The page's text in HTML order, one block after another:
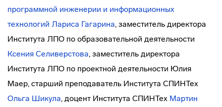
программной инженерии и информационных
технологий Лариса Гагарина, заместитель директора
Института ЛПО по образовательной деятельности
Ксения Селиверстова, заместитель директора
Института ЛПО по проектной деятельности Юлия
Маер, старший преподаватель Института СПИНТех
Ольга Шикула, доцент Института СПИНТех Мартин